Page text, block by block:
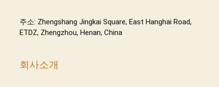
주소: Zhengshang Jingkai Square, East Hanghai Road,
ETDZ, Zhengzhou, Henan, China
회사소개